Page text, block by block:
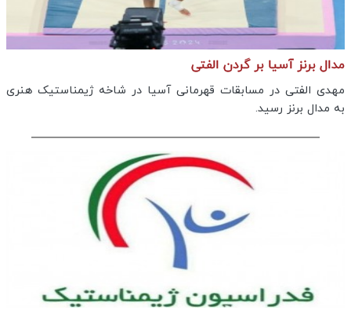
مدال برنز آسیا بر گردن الفتی
مهدی الفتی در مسابقات قهرمانی آسیا در شاخه ژیمناستیک هنری
به مدال برنز رسید.